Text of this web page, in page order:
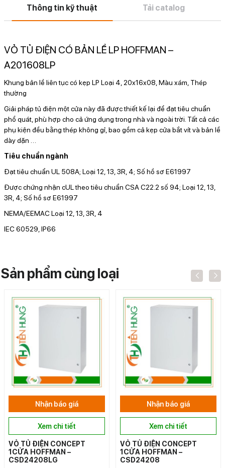
Thông tin kỹ thuật Tải catalog
VỎ TỦ ĐIỆN CÓ BẢN LỀ LP HOFFMAN –
A201608LP
Khung bản lề liên tục có kẹp LP Loại 4, 20x16x08, Màu xám, Thép
thường
Giải pháp tủ điện một cửa này đã được thiết kế lại để đạt tiêu chuẩn
phổ quát, phù hợp cho cả ứng dụng trong nhà và ngoài trời. Tất cả các
phụ kiện đều bằng thép không gỉ, bao gồm cả kẹp cửa bắt vít và bản lề
dày dặn
Tiêu chuẩn ngành
Đạt tiêu chuẩn UL 508A; Loại 12, 13, 3R, 4; Số hồ sơ E61997
Được chứng nhận cUL theo tiêu chuẩn CSA C22.2 số 94; Loại 12, 13,
3R, 4; Số hồ sơ E61997
NEMA/EEMAC Loại 12, 13, 3R, 4
IEC 60529, IP66
Sản phẩm cùng loại
Nhận báo giá
Xem chi tiết
VỎ TỦ ĐIỆN CONCEPT
1CỬA HOFFMAN –
CSD24208LG
Nhận báo giá
Xem chi tiết
VỎ TỦ ĐIỆN CONCEPT
1CỬA HOFFMAN –
CSD24208